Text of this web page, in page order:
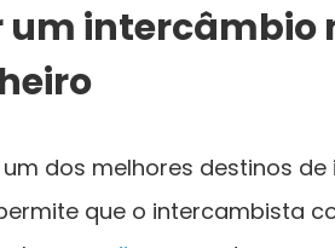
um intercâmbio
um dos melhores destinos
que o intercambista